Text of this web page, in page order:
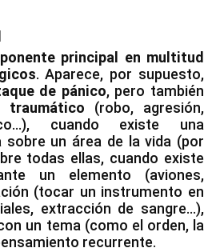
principal en multitud
. Aparece, por supuesto,
de pánico, pero también
traumático (robo, agresión,
cuando existe una
sobre un área de la vida (por
todas ellas, cuando existe
un elemento (aviones,
(tocar un instrumento en
extracción de sangre…),
un tema (como el orden, la
recurrente.